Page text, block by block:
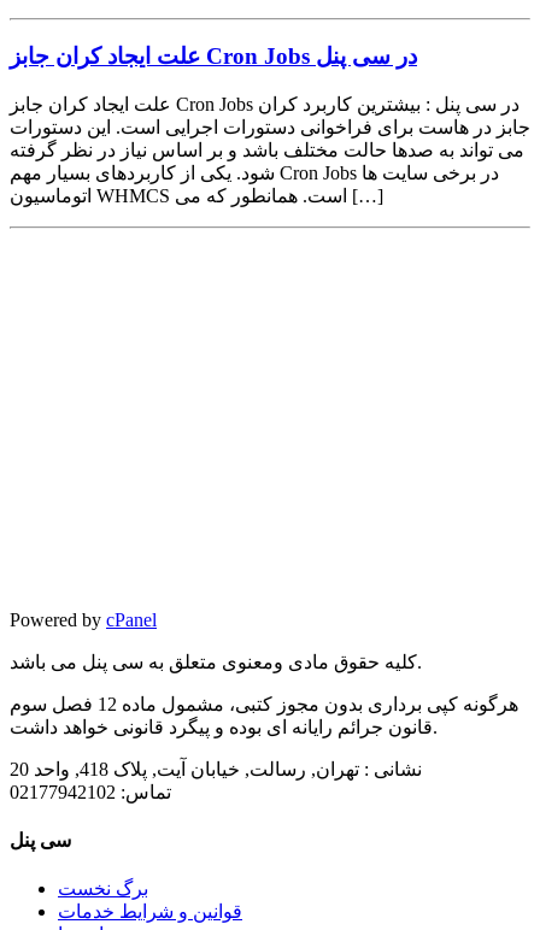
علت ایجاد کران جابز Cron Jobs در سی پنل
علت ایجاد کران جابز Cron Jobs در سی پنل : بیشترین کاربرد کران
جابز در هاست برای فراخوانی دستورات اجرایی است. این دستورات
می تواند به صدها حالت مختلف باشد و بر اساس نیاز در نظر گرفته
شود. یکی از کاربردهای بسیار مهم Cron Jobs در برخی سایت ها
اتوماسیون WHMCS است. همانطور که می […]
Powered by cPanel
کلیه حقوق مادی ومعنوی متعلق به سی پنل می باشد.
هرگونه کپی برداری بدون مجوز کتبی، مشمول ماده 12 فصل سوم
قانون جرائم رایانه ای بوده و پیگرد قانونی خواهد داشت.
نشانی : تهران, رسالت, خیابان آیت, پلاک 418, واحد 20
تماس:
سی پنل
برگ نخست
قوانین و شرایط خدمات